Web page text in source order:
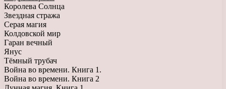
Королева Солнца
Звездная стража
Серая магия
Колдовской мир
Гаран вечный
Янус
Тёмный трубач
Война во времени. Книга 1.
Война во времени. Книга 2